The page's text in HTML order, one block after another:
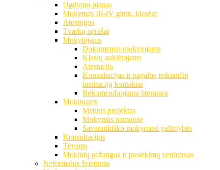
Ugdymo planas
Mokymas III-IV gimn. klasėse
Atostogos
Tvarkų aprašai
Mokytojams
Dokumentai mokytojams
Klasių auklėtojams
Atestacija
Konsultacijas ir pagalbą teikiančių
institucijų kontaktai
Rekomenduojama literatūra
Mokiniams
Metinis projektas
Mokymas namuose
Savarankiško mokymosi galimybės
Konsultacijos
Tėvams
Mokinių pažangos ir pasiekimų vertinimas
Neformalus švietimas